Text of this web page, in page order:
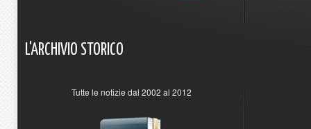
L'ARCHIVIO STORICO
Tutte le notizie dal 2002 al 2012